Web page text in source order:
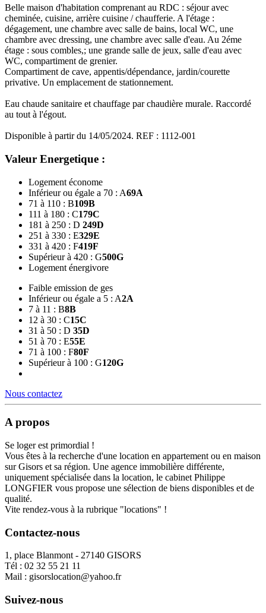
Belle maison d'habitation comprenant au RDC : séjour avec
cheminée, cuisine, arrière cuisine / chaufferie. A l'étage :
dégagement, une chambre avec salle de bains, local WC, une
chambre avec dressing, une chambre avec salle d'eau. Au 2éme
étage : sous combles,; une grande salle de jeux, salle d'eau avec
WC, compartiment de grenier.
Compartiment de cave, appentis/dépendance, jardin/courette
privative. Un emplacement de stationnement.
Eau chaude sanitaire et chauffage par chaudière murale. Raccordé
au tout à l'égout.
Disponible à partir du 14/05/2024. REF : 1112-001
Valeur Energetique :
Logement économe
Inférieur ou égale a 70 : A69A
71 à 110 : B109B
111 à 180 : C179C
181 à 250 : D 249D
251 à 330 : E329E
331 à 420 : F419F
Supérieur à 420 : G500G
Logement énergivore
Faible emission de ges
Inférieur ou égale a 5 : A2A
7 à 11 : B8B
12 à 30 : C15C
31 à 50 : D 35D
51 à 70 : E55E
71 à 100 : F80F
Supérieur à 100 : G120G
Nous contactez
A propos
Se loger est primordial !
Vous êtes à la recherche d'une location en appartement ou en maison
sur Gisors et sa région. Une agence immobilière différente,
uniquement spécialisée dans la location, le cabinet Philippe
LONGFIER vous propose une sélection de biens disponibles et de
qualité.
Vite rendez-vous à la rubrique "locations" !
Contactez-nous
1, place Blanmont - 27140 GISORS
Tél : 02 32 55 21 11
Mail : gisorslocation@yahoo.fr
Suivez-nous